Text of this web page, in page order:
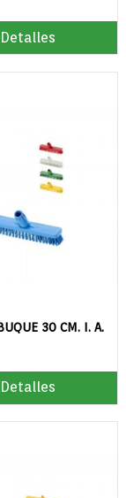
Detalles
30 CM. I. A.
Detalles